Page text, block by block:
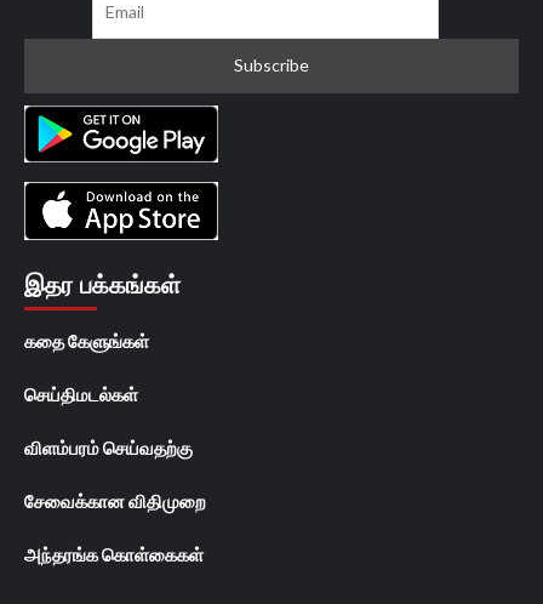
இதர பக்கங்கள்
கதை கேளுங்கள்
செய்திமடல்கள்
விளம்பரம் செய்வதற்கு
சேவைக்கான விதிமுறை
அந்தரங்க கொள்கைகள்